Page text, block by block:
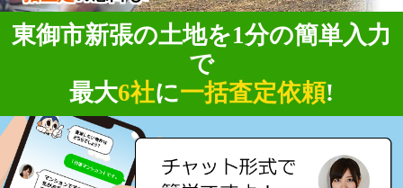
東御市新張の土地を1分の簡単入力
で
最大6社に一括査定依頼!